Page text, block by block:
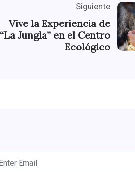
Siguiente
Vive la Experiencia de
“La Jungla” en el Centro
Ecológico